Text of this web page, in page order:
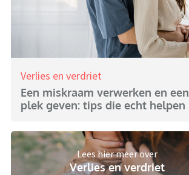
Verlies en verdriet
Een miskraam verwerken en een
plek geven: tips die echt helpen
Lees hier meer over
Verlies en verdriet